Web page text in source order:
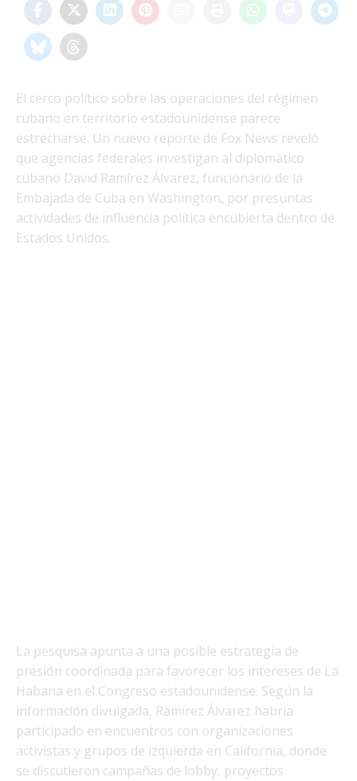
El cerco político sobre las operaciones del régimen
cubano en territorio estadounidense parece
estrecharse. Un nuevo reporte de Fox News reveló
que agencias federales investigan al diplomático
cubano David Ramírez Álvarez, funcionario de la
Embajada de Cuba en Washington, por presuntas
actividades de influencia política encubierta dentro de
Estados Unidos.
La pesquisa apunta a una posible estrategia de
presión coordinada para favorecer los intereses de La
Habana en el Congreso estadounidense. Según la
información divulgada, Ramírez Álvarez habría
participado en encuentros con organizaciones
activistas y grupos de izquierda en California, donde
se discutieron campañas de lobby, proyectos